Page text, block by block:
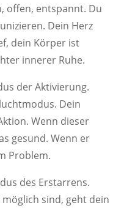
offen, entspannt. Du
Dein Herz
dein Körper ist
innerer Ruhe.
der Aktivierung.
Dein
Wenn dieser
gesund. Wenn er
Problem.
des Erstarrens.
sind, geht dein